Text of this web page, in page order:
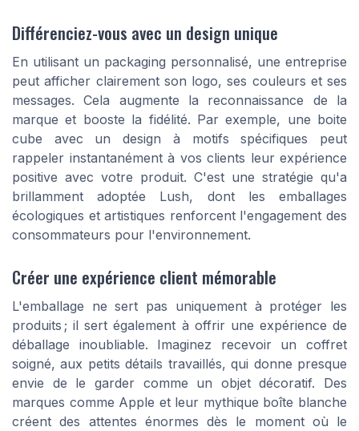
Différenciez-vous avec un design unique
En utilisant un packaging personnalisé, une entreprise
peut afficher clairement son logo, ses couleurs et ses
messages. Cela augmente la reconnaissance de la
marque et booste la fidélité. Par exemple, une boite
cube avec un design à motifs spécifiques peut
rappeler instantanément à vos clients leur expérience
positive avec votre produit. C'est une stratégie qu'a
brillamment adoptée Lush, dont les emballages
écologiques et artistiques renforcent l'engagement des
consommateurs pour l'environnement.
Créer une expérience client mémorable
L'emballage ne sert pas uniquement à protéger les
produits ; il sert également à offrir une expérience de
déballage inoubliable. Imaginez recevoir un coffret
soigné, aux petits détails travaillés, qui donne presque
envie de le garder comme un objet décoratif. Des
marques comme Apple et leur mythique boîte blanche
créent des attentes énormes dès le moment où le